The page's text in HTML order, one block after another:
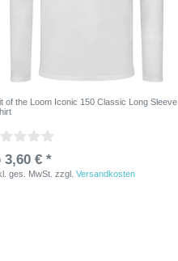
of the Loom Iconic 150 Classic Long Sleeve
3,60 € *
ges. MwSt. zzgl.Versandkosten